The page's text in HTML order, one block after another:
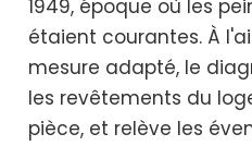
1949, époque où les
étaient courantes. À
mesure adapté, le
les revêtements du
pièce, et relève les